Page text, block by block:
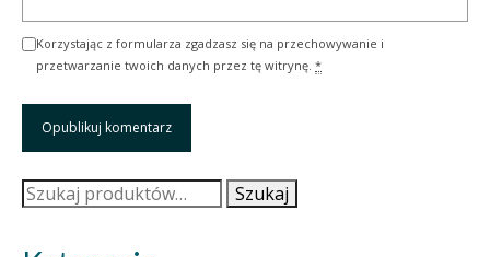
Korzystając z formularza zgadzasz się na przechowywanie i
przetwarzanie twoich danych przez tę witrynę. *
Szukaj: Szukaj